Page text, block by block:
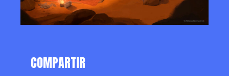
COMPARTIR